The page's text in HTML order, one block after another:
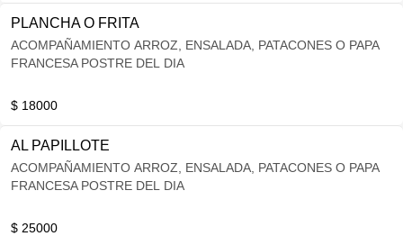
PLANCHA O FRITA
ACOMPAÑAMIENTO ARROZ, ENSALADA, PATACONES O PAPA
FRANCESA POSTRE DEL DIA
$ 18000
AL PAPILLOTE
ACOMPAÑAMIENTO ARROZ, ENSALADA, PATACONES O PAPA
FRANCESA POSTRE DEL DIA
$ 25000